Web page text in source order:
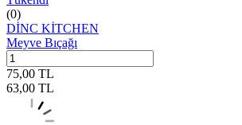
(0)
DİNC KİTCHEN
Meyve Bıçağı
75,00 TL
63,00 TL